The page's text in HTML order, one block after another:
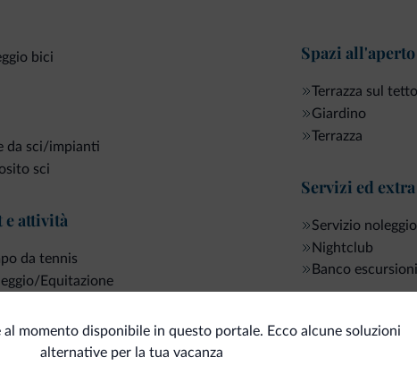
bici
da sci/impianti
sci
e attività
da tennis
Equitazione
generali
Spazi all'aperto
Terrazza sul tetto
Giardino
Terrazza
Servizi ed extra
Servizio
Nightclub
Banco
Negozi
al momento disponibile in questo portale. Ecco alcune soluzioni
alternative per la tua vacanza